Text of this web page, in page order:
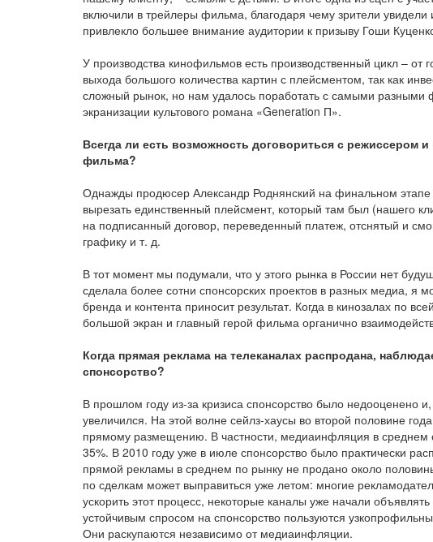
включили в трейлеры фильма, благодаря чему зрители
привлекло большее внимание аудитории к призыву Гоши
У производства кинофильмов есть производственный цикл –
выхода большого количества картин с плейсментом, так как
сложный рынок, но нам удалось поработать с самыми
экранизации культового романа «Generation П».
Всегда ли есть возможность договориться с режиссером
фильма?
Однажды продюсер Александр Роднянский на финальном
вырезать единственный плейсмент, который там был (нашего
на подписанный договор, переведенный платеж, отснятый и
графику и т. д.
В тот момент мы подумали, что у этого рынка в России нет
сделала более сотни спонсорских проектов в разных медиа, я
бренда и контента приносит результат. Когда в кинозалах по
большой экран и главный герой фильма органично
Когда прямая реклама на телеканалах распродана,
спонсорство?
В прошлом году из-за кризиса спонсорство было недооценено
увеличился. На этой волне сейлз-хаусы во второй половине
прямому размещению. В частности, медиаинфляция в
35%. В 2010 году уже в июле спонсорство было практически
прямой рекламы в среднем по рынку не продано около
по сделкам может выправиться уже летом: многие
ускорить этот процесс, некоторые каналы уже начали
устойчивым спросом на спонсорство пользуются
Они раскупаются независимо от медиаинфляции.